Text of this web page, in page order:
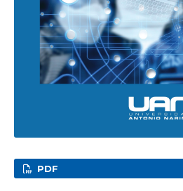
PDF